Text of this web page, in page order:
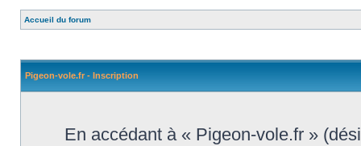
Accueil du forum
Pigeon-vole.fr - Inscription
En accédant à « Pigeon-vole.fr »